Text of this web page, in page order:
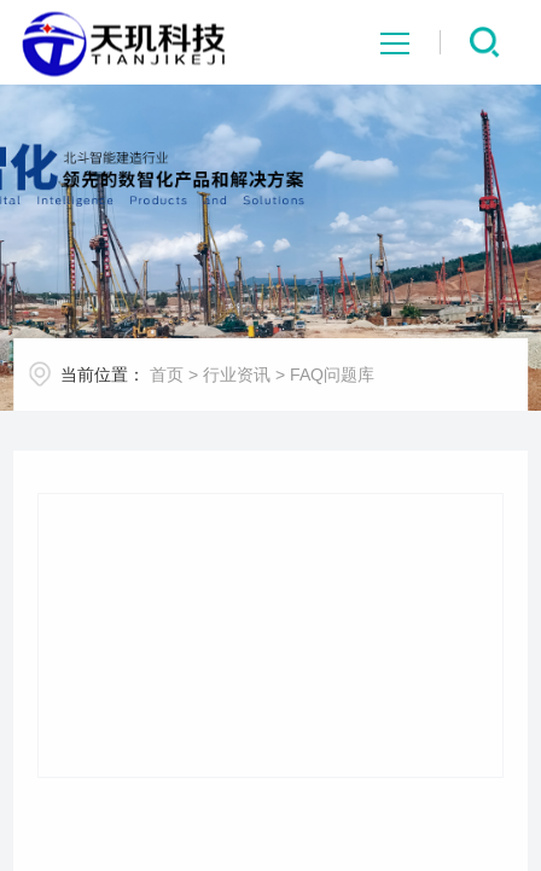
网站首页
系统中心
解决方案
项目案例
当前位置： 首页 >行业资讯 > FAQ问题库